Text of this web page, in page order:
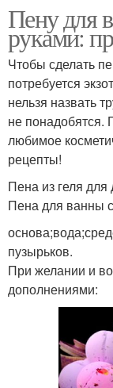
Пену для
руками:
Чтобы сделать
потребуется
нельзя назвать
не понадобятся.
любимое
рецепты!
Пена из геля
Пена для ванны
пузырьков.
При желании и
дополнениями: